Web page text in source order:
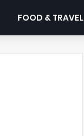
FOOD & TRAVEL